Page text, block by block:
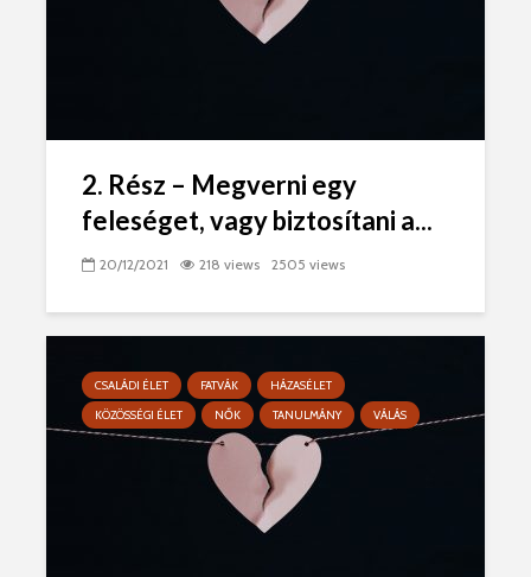
2. Rész – Megverni egy
feleséget, vagy biztosítani a...
20/12/2021 218 views 2505 views
CSALÁDI ÉLET FATVÁK
HÁZASÉLET
KÖZÖSSÉGI ÉLET
NŐK TANULMÁNY VÁLÁS